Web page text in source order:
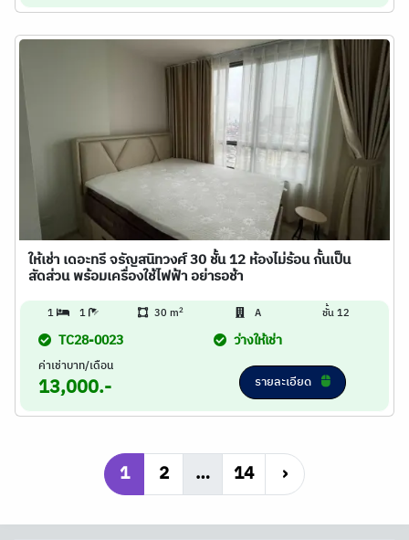
ให้เช่า เดอะทรี จรัญสนิทวงศ์ 30 ชั้น 12 ห้องไม่ร้อน กั้นเป็น
สัดส่วน พร้อมเครื่องใช้ไฟฟ้า อย่ารอช้า
1 1 30 m2 A ชั้น 12
TC28-0023 ว่างให้เช่า
ค่าเช่าบาท/เดือน
13,000.- รายละเอียด
1 2 … 14 ›